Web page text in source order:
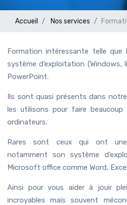
Accueil Nos services
Formation intéressante telle
système d’exploitation (Windows,
PowerPoint.
Ils sont quasi présents dans
les utilisons pour faire beaucoup
ordinateurs.
Rares sont ceux qui ont
notamment son système
Microsoft office comme Word,
Ainsi pour vous aider à jouir
incroyables mais souvent